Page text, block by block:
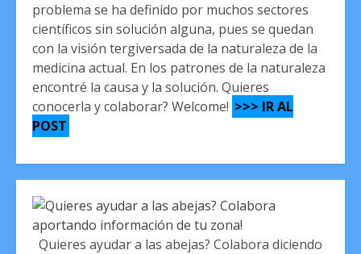
problema se ha definido por muchos sectores
científicos sin solución alguna, pues se quedan
con la visión tergiversada de la naturaleza de la
medicina actual. En los patrones de la naturaleza
encontré la causa y la solución. Quieres
conocerla y colaborar? Welcome! >>> IR AL
POST
Quieres ayudar a las abejas? Colabora diciendo